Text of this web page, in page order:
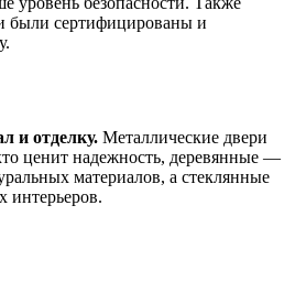
были сертифицированы и
и отделку. Металлические двери
ценит надежность, деревянные —
материалов, а стеклянные
интерьеров.